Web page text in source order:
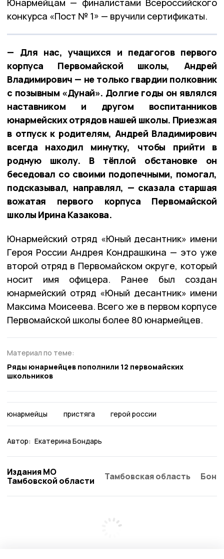
Юнармейцам — финалистами Всероссийского
конкурса «Пост № 1» — вручили сертификаты.
— Для нас, учащихся и педагогов первого
корпуса Первомайской школы, Андрей
Владимирович — не только гвардии полковник
с позывным «Дунай». Долгие годы он являлся
наставником и другом воспитанников
юнармейских отрядов нашей школы. Приезжая
в отпуск к родителям, Андрей Владимирович
всегда находил минутку, чтобы прийти в
родную школу. В тёплой обстановке он
беседовал со своими подопечными, помогал,
подсказывал, направлял, — сказала старшая
вожатая первого корпуса Первомайской
школы Ирина Казакова.
Юнармейский отряд «Юный десантник» имени
Героя России Андрея Кондрашкина — это уже
второй отряд в Первомайском округе, который
носит имя офицера. Ранее был создан
юнармейский отряд «Юный десантник» имени
Максима Моисеева. Всего же в первом корпусе
Первомайской школы более 80 юнармейцев.
Материал по теме:
Ряды юнармейцев пополнили 12 первомайских
школьников
юнармейцы пристяга герой россии
Автор: Екатерина Бондарь
Издания МО
Тамбовской области
Тамбовская область